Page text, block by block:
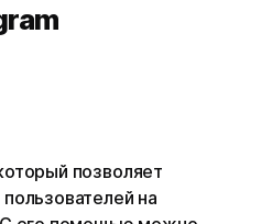
позволяет
на